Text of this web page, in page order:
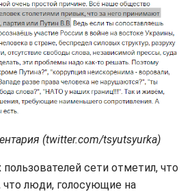
(twitter.com/tsyutsyurka)
сети отметил, что
что люди, голосующие на